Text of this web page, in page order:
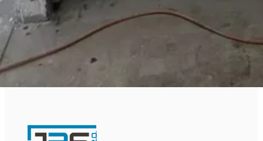
+420 602 430 742